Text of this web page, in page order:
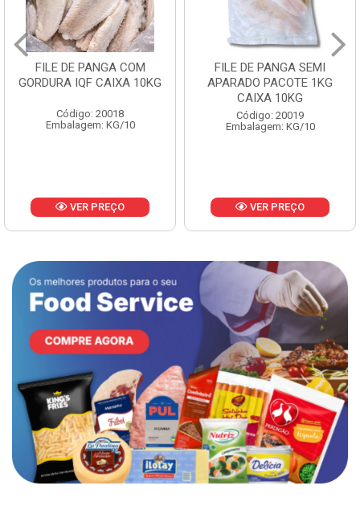
FILE DE PANGA SEMI
APARADO PACOTE 1KG
Código: 20019
Embalagem: KG/10
VER PREÇO
POLACA DESFIADA
PESCAMARES
CX10KG
Código: 20161
Embalagem: KG/10
VER PREÇO